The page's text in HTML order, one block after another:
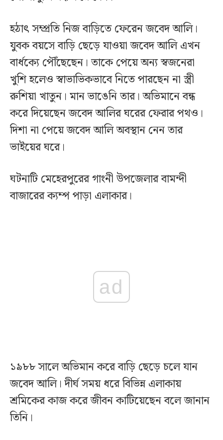
হঠাৎ সম্প্রতি নিজ বাড়িতে ফেরেন জবেদ আলি।
যুবক বয়সে বাড়ি ছেড়ে যাওয়া জবেদ আলি এখন
বার্ধক্যে পৌঁছেছেন। তাকে পেয়ে অন্য স্বজনেরা
খুশি হলেও স্বাভাভিকভাবে নিতে পারছেন না স্ত্রী
রুশিয়া খাতুন। মান ভাঙেনি তার। অভিমানে বন্ধ
করে দিয়েছেন জবেদ আলির ঘরের ফেরার পথও।
দিশা না পেয়ে জবেদ আলি অবস্থান নেন তার
ভাইয়ের ঘরে।
ঘটনাটি মেহেরপুরের গাংনী উপজেলার বামন্দী
বাজারের ক্যম্প পাড়া এলাকার।
ad
১৯৮৮ সালে অভিমান করে বাড়ি ছেড়ে চলে যান
জবেদ আলি। দীর্ঘ সময় ধরে বিভিন্ন এলাকায়
শ্রমিকের কাজ করে জীবন কাটিয়েছেন বলে জানান
তিনি।